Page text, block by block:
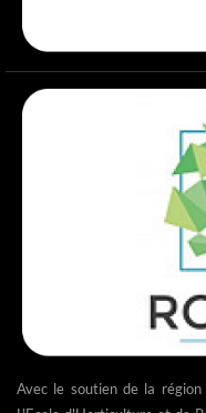
Avec le soutien de la